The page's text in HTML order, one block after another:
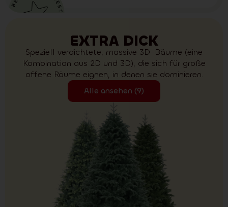
EXTRA DICK
Speziell verdichtete, massive 3D-Bäume (eine
Kombination aus 2D und 3D), die sich für große
offene Räume eignen, in denen sie dominieren.
Alle ansehen (9)